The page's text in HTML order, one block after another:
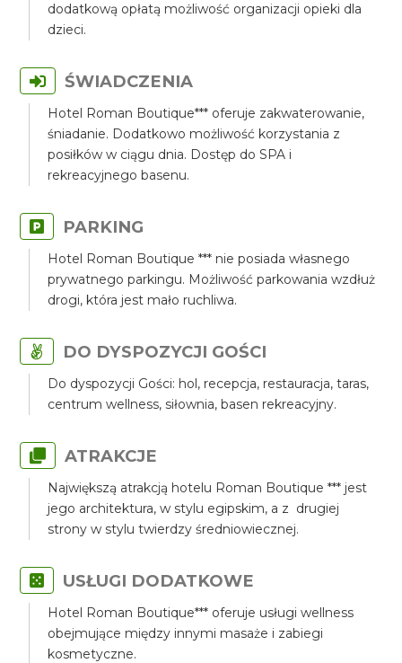
dodatkową opłatą możliwość organizacji opieki dla
dzieci.
ŚWIADCZENIA
Hotel Roman Boutique*** oferuje zakwaterowanie,
śniadanie. Dodatkowo możliwość korzystania z
posiłków w ciągu dnia. Dostęp do SPA i
rekreacyjnego basenu.
PARKING
Hotel Roman Boutique *** nie posiada własnego
prywatnego parkingu. Możliwość parkowania wzdłuż
drogi, która jest mało ruchliwa.
DO DYSPOZYCJI GOŚCI
Do dyspozycji Gości: hol, recepcja, restauracja, taras,
centrum wellness, siłownia, basen rekreacyjny.
ATRAKCJE
Największą atrakcją hotelu Roman Boutique *** jest
jego architektura, w stylu egipskim, a z drugiej
strony w stylu twierdzy średniowiecznej.
USŁUGI DODATKOWE
Hotel Roman Boutique*** oferuje usługi wellness
obejmujące między innymi masaże i zabiegi
kosmetyczne.